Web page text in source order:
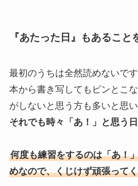
『あたった日』もあること
最初のうちは全然読めないです
本から書き写してもピンとこ
がしないと思う方も多いと思い
それでも時々「あ！」と思う日
何度も練習をするのは「あ！
めなので、くじけず頑張って